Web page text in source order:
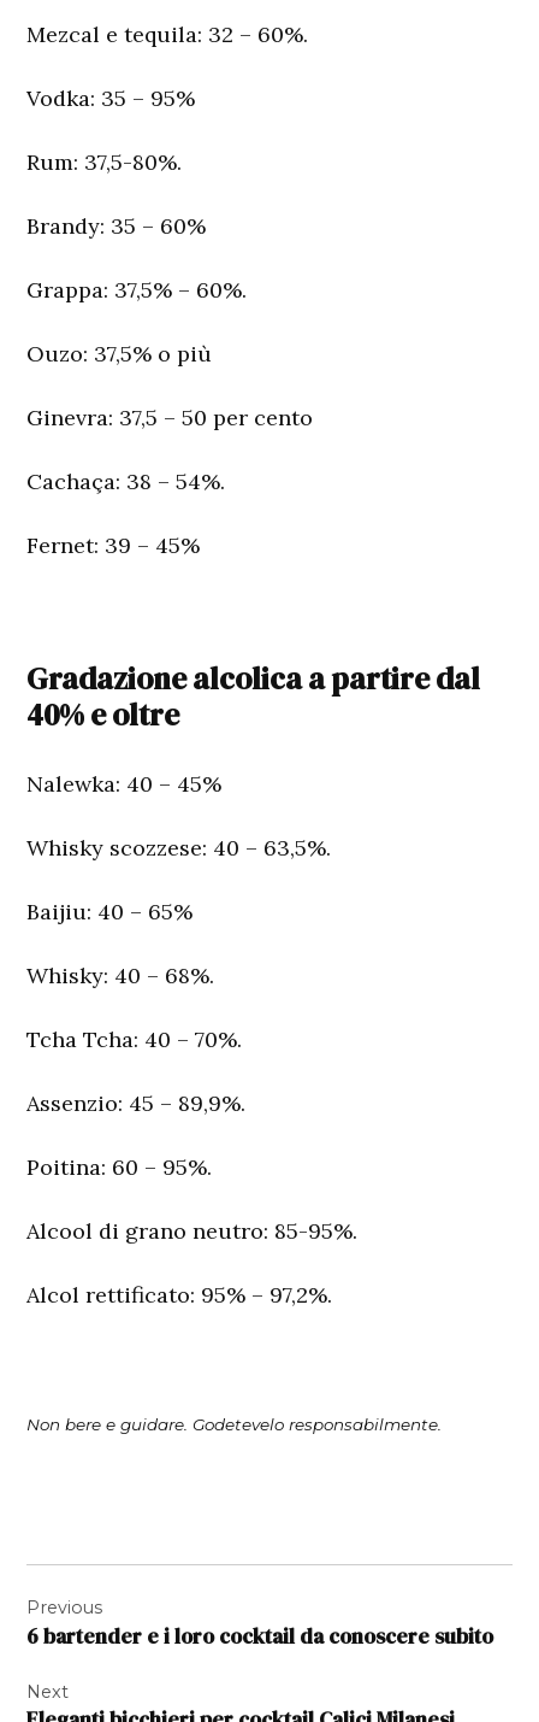
Mezcal e tequila: 32 – 60%.
Vodka: 35 – 95%
Rum: 37,5-80%.
Brandy: 35 – 60%
Grappa: 37,5% – 60%.
Ouzo: 37,5% o più
Ginevra: 37,5 – 50 per cento
Cachaça: 38 – 54%.
Fernet: 39 – 45%
Gradazione alcolica a partire dal
40% e oltre
Nalewka: 40 – 45%
Whisky scozzese: 40 – 63,5%.
Baijiu: 40 – 65%
Whisky: 40 – 68%.
Tcha Tcha: 40 – 70%.
Assenzio: 45 – 89,9%.
Poitina: 60 – 95%.
Alcool di grano neutro: 85-95%.
Alcol rettificato: 95% – 97,2%.
Non bere e guidare. Godetevelo responsabilmente.
articoli
Previous
6 bartender e i loro cocktail da conoscere subito
Next